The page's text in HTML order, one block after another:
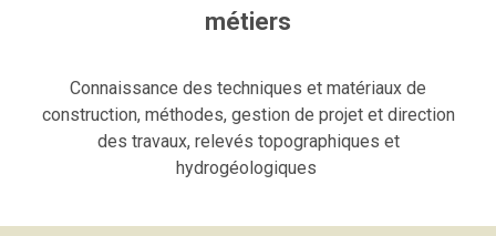
métiers
Connaissance des techniques et matériaux de
construction, méthodes, gestion de projet et direction
des travaux, relevés topographiques et
hydrogéologiques